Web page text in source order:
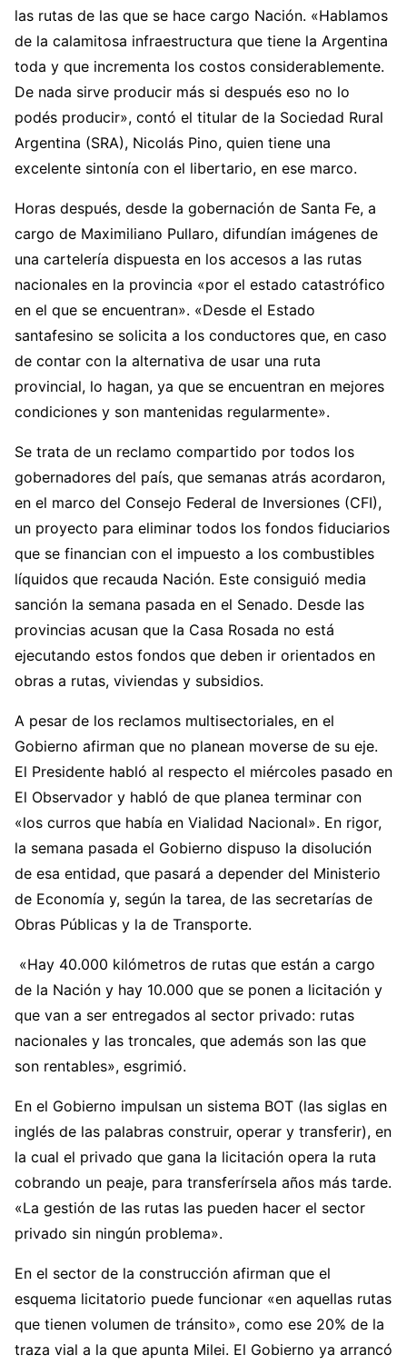
las rutas de las que se hace cargo Nación. «Hablamos
de la calamitosa infraestructura que tiene la Argentina
toda y que incrementa los costos considerablemente.
De nada sirve producir más si después eso no lo
podés producir», contó el titular de la Sociedad Rural
Argentina (SRA), Nicolás Pino, quien tiene una
excelente sintonía con el libertario, en ese marco.
Horas después, desde la gobernación de Santa Fe, a
cargo de Maximiliano Pullaro, difundían imágenes de
una cartelería dispuesta en los accesos a las rutas
nacionales en la provincia «por el estado catastrófico
en el que se encuentran». «Desde el Estado
santafesino se solicita a los conductores que, en caso
de contar con la alternativa de usar una ruta
provincial, lo hagan, ya que se encuentran en mejores
condiciones y son mantenidas regularmente».
Se trata de un reclamo compartido por todos los
gobernadores del país, que semanas atrás acordaron,
en el marco del Consejo Federal de Inversiones (CFI),
un proyecto para eliminar todos los fondos fiduciarios
que se financian con el impuesto a los combustibles
líquidos que recauda Nación. Este consiguió media
sanción la semana pasada en el Senado. Desde las
provincias acusan que la Casa Rosada no está
ejecutando estos fondos que deben ir orientados en
obras a rutas, viviendas y subsidios.
A pesar de los reclamos multisectoriales, en el
Gobierno afirman que no planean moverse de su eje.
El Presidente habló al respecto el miércoles pasado en
El Observador y habló de que planea terminar con
«los curros que había en Vialidad Nacional». En rigor,
la semana pasada el Gobierno dispuso la disolución
de esa entidad, que pasará a depender del Ministerio
de Economía y, según la tarea, de las secretarías de
Obras Públicas y la de Transporte.
«Hay 40.000 kilómetros de rutas que están a cargo
de la Nación y hay 10.000 que se ponen a licitación y
que van a ser entregados al sector privado: rutas
nacionales y las troncales, que además son las que
son rentables», esgrimió.
En el Gobierno impulsan un sistema BOT (las siglas en
inglés de las palabras construir, operar y transferir), en
la cual el privado que gana la licitación opera la ruta
cobrando un peaje, para transferírsela años más tarde.
«La gestión de las rutas las pueden hacer el sector
privado sin ningún problema».
En el sector de la construcción afirman que el
esquema licitatorio puede funcionar «en aquellas rutas
que tienen volumen de tránsito», como ese 20% de la
traza vial a la que apunta Milei. El Gobierno ya arrancó